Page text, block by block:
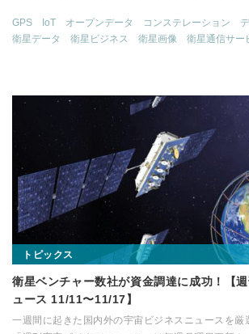
GPS IoT オープンデータ コンステレーション
衛星データ
衛星ビジネス 衛星画像 衛星通信サー
トピックス
衛星ベンチャー数社が資金調達に成功！【
ュース 11/11〜11/17】
一週間に起きた国内外の宇宙ビジネスニュースを厳